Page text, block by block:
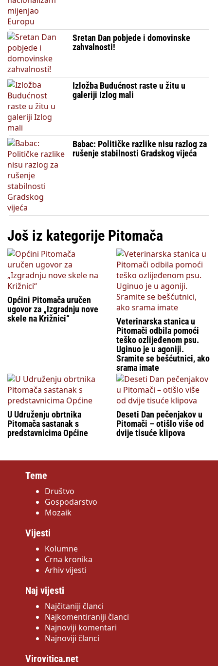
Sretan Dan pobjede i domovinske
zahvalnosti!
Izložba Budućnost raste u žitu u
galeriji Izlog mali
Babac: Političke razlike nisu razlog za
rušenje stabilnosti Gradskog vijeća
Još iz kategorije Pitomača
Općini Pitomača uručen
ugovor za „Izgradnju nove
skele na Križnici“
Veterinarska stanica u
Pitomači odbila pomoći
teško ozlijeđenom psu.
Uginuo je u agoniji.
Sramite se bešćutnici, ako
srama imate
U Udruženju obrtnika
Pitomača sastanak s
predstavnicima Općine
Deseti Dan pečenjakov u
Pitomači – otišlo više od
dvije tisuće klipova
Teme
Društvo
Gospodarstvo
Mozaik
Vijesti
Kolumne
Crna kronika
Arhiv vijesti
Naj vijesti
Najčitaniji članci
Najkomentiraniji članci
Najnoviji komentari
Najnoviji članci
Virovitica.net